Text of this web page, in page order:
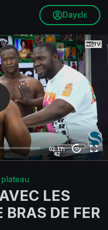
Dayɛlɛ
02:17:
42
10
LES
DE FER